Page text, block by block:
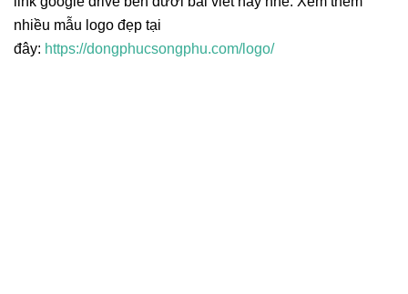
nhiều mẫu logo đẹp tại
đây: https://dongphucsongphu.com/logo/